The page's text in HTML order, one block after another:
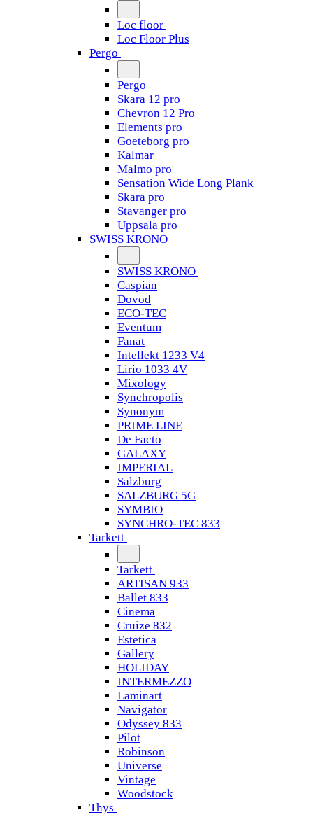
Loc floor
Loc Floor Plus
Pergo
Pergo
Skara 12 pro
Chevron 12 Pro
Elements pro
Goeteborg pro
Kalmar
Malmo pro
Sensation Wide Long Plank
Skara pro
Stavanger pro
Uppsala pro
SWISS KRONO
SWISS KRONO
Caspian
Dovod
ECO-TEC
Eventum
Fanat
Intellekt 1233 V4
Lirio 1033 4V
Mixology
Synchropolis
Synonym
PRIME LINE
De Facto
GALAXY
IMPERIAL
Salzburg
SALZBURG 5G
SYMBIO
SYNCHRO-TEC 833
Tarkett
Tarkett
ARTISAN 933
Ballet 833
Cinema
Cruize 832
Estetica
Gallery
HOLIDAY
INTERMEZZO
Laminart
Navigator
Odyssey 833
Pilot
Robinson
Universe
Vintage
Woodstock
Thys